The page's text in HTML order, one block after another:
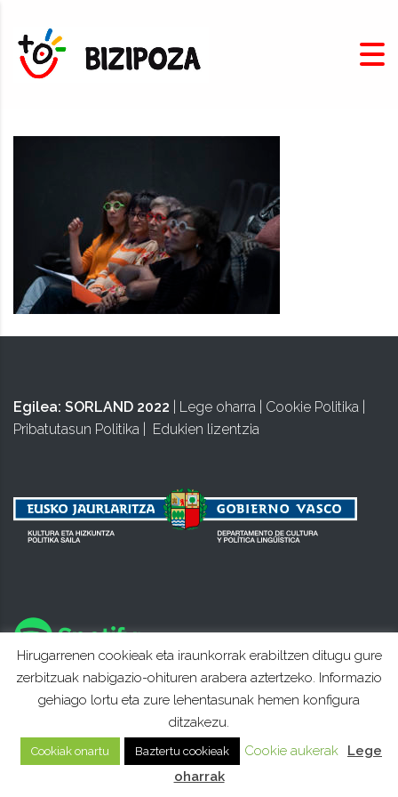
Egilea: SORLAND 2022 Lege oharra Cookie Politika
Pribatutasun Politika
Edukien lizentzia
Hirugarrenen cookieak eta iraunkorrak erabiltzen ditugu gure
zerbitzuak nabigazio-ohituren arabera aztertzeko. Informazio
gehiago lortu eta zure lehentasunak hemen konfigura
ditzakezu.
Cookiak onartu Baztertu cookieak Cookie aukerak
Lege
oharrak